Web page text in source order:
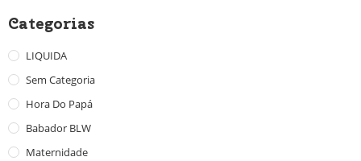
Categorias
LIQUIDA
Sem Categoria
Hora Do Papá
Babador BLW
Maternidade